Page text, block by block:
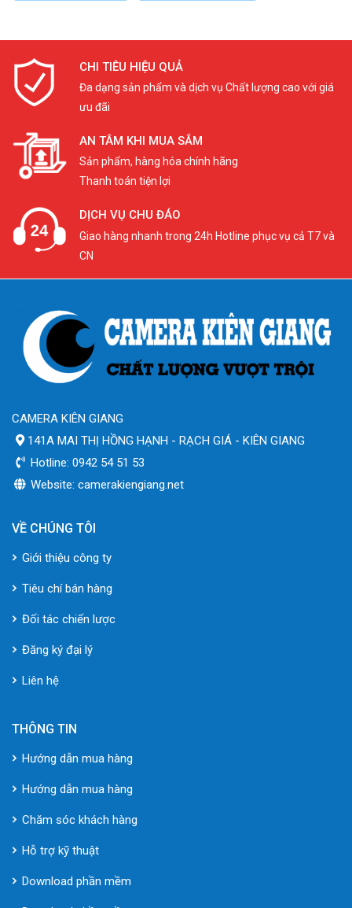
CHI TIÊU HIỆU QUẢ
Đa dạng sản phẩm và dịch vụ Chất lượng cao với giá
ưu đãi
AN TÂM KHI MUA SẮM
Sản phẩm, hàng hóa chính hãng
Thanh toán tiện lợi
DỊCH VỤ CHU ĐÁO
Giao hàng nhanh trong 24h Hotline phục vụ cả T7 và
CN
CAMERA KIÊN GIANG
141A MAI THỊ HỒNG HẠNH - RẠCH GIÁ - KIÊN GIANG
Hotline: 0942 54 51 53
Website: camerakiengiang.net
VỀ CHÚNG TÔI
Giới thiệu công ty
Tiêu chí bán hàng
Đối tác chiến lược
Đăng ký đại lý
Liên hệ
THÔNG TIN
Hướng dẫn mua hàng
Hướng dẫn mua hàng
Chăm sóc khách hàng
Hỗ trợ kỹ thuật
Download phần mềm